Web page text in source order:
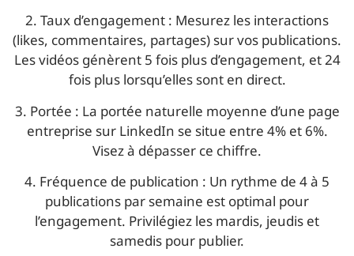
2. Taux d’engagement : Mesurez les interactions
(likes, commentaires, partages) sur vos publications.
Les vidéos génèrent 5 fois plus d’engagement, et 24
fois plus lorsqu’elles sont en direct.
3. Portée : La portée naturelle moyenne d’une page
entreprise sur LinkedIn se situe entre 4% et 6%.
Visez à dépasser ce chiffre.
4. Fréquence de publication : Un rythme de 4 à 5
publications par semaine est optimal pour
l’engagement. Privilégiez les mardis, jeudis et
samedis pour publier.